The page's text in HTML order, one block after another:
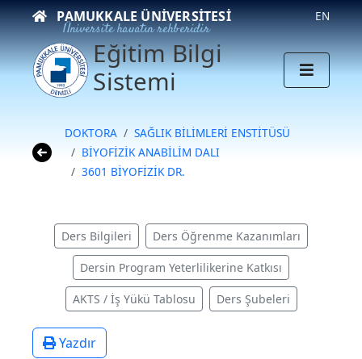
PAMUKKALE ÜNIVERSITESI
Üniversite hayatın rehberidir
EN
Eğitim Bilgi
Sistemi
DOKTORA
SAĞLIK BİLİMLERİ ENSTİTÜSÜ
BİYOFİZİK ANABİLİM DALI
3601 BİYOFİZİK DR.
Ders Bilgileri Ders Öğrenme Kazanımları
Dersin Program Yeterlilikerine Katkısı
AKTS / İş Yükü Tablosu Ders Şubeleri
Yazdır